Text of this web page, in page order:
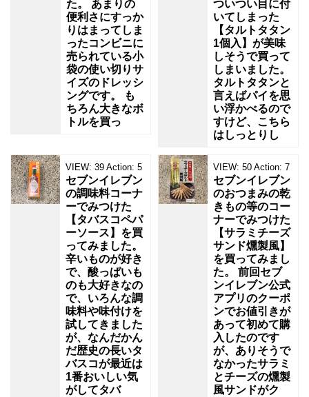
た。 あまりの
便利さにすっか
りはまってしま
ったコンビニに
売られている小
袋の使い切りサ
イズのドレッシ
ングです。 も
ちろん大きなボ
トルを買っ
ついつい目に付
いてしまった
【タルトタタン
1個入】が美味
しそうで買って
しまいました。
タルトタタンと
言えばパイを思
い浮かべるので
すけど、こちら
はしっとりし
VIEW: 39 Action: 5
セブンイレブン
の調味料コーナ
ーでみつけた
【タバスコペパ
ーソース】を買
ってみました。
辛いものが好き
で、酸っぱいも
のも大好きなの
で、いろんな調
味料や味付けを
試してきました
が、なんだかん
だ歴史の長いタ
バスコが最近は
1番おいしい気
がしてタバ
VIEW: 50 Action: 7
セブンイレブン
のおつまみの乾
きもの等のコー
ナーでみつけた
【サラミチーズ
サンド燻製風】
を買ってみまし
た。 前回セブ
ンイレブン公式
アプリのクーポ
ンでお値引きが
あって初めて購
入したのです
が、ありそうで
なかったサラミ
とチーズの燻製
風サンドがク